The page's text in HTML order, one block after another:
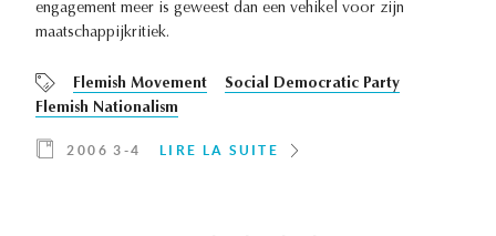
engagement meer is geweest dan een vehikel voor zijn
maatschappijkritiek.
Flemish Movement
Social Democratic Party
Flemish Nationalism
2006 3-4 LIRE LA SUITE